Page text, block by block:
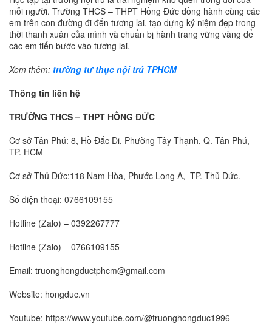
mỗi người. Trường THCS – THPT Hồng Đức đồng hành cùng các
em trên con đường đi đến tương lai, tạo dựng kỷ niệm đẹp trong
thời thanh xuân của mình và chuẩn bị hành trang vững vàng để
các em tiến bước vào tương lai.
Xem thêm: trường tư thục nội trú TPHCM
Thông tin liên hệ
TRƯỜNG THCS – THPT HỒNG ĐỨC
Cơ sở Tân Phú: 8, Hồ Đắc Di, Phường Tây Thạnh, Q. Tân Phú,
TP. HCM
Cơ sở Thủ Đức:118 Nam Hòa, Phước Long A, TP. Thủ Đức.
Số điện thoại: 0766109155
Hotline (Zalo) – 0392267777
Hotline (Zalo) – 0766109155
Email: truonghongductphcm@gmail.com
Website: hongduc.vn
Youtube: https://www.youtube.com/@truonghongduc1996